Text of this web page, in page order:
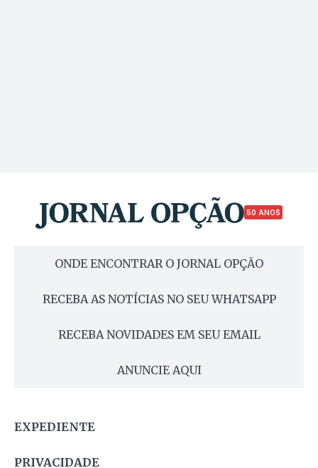
50 ANOS
ONDE ENCONTRAR O JORNAL OPÇÃO
RECEBA AS NOTÍCIAS NO SEU WHATSAPP
RECEBA NOVIDADES EM SEU EMAIL
ANUNCIE AQUI
EXPEDIENTE
PRIVACIDADE